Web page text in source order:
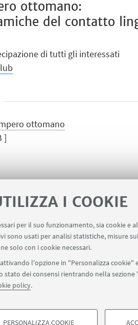
I COOKIE
per il suo funzionamento, sia cookie
sono usati per analisi statistiche, misure
solo con i cookie necessari.
l'opzione in "Personalizza
stato dei consensi rientrando nella
policy.
PERSONALIZZA COOKIE
ottomano:
del contatto
di tutti gli interessati
ottomano
]
di Bologna - Via Zamboni, 33 - 40126
Impostazioni Cookie